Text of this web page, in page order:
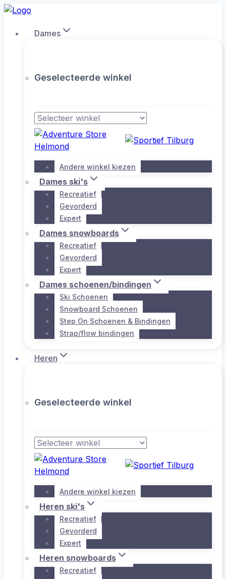
Doorgaan
inhoud
Dames
Geselecteerde winkel
Andere winkel kiezen
Dames ski's
Recreatief
Gevorderd
Expert
Dames snowboards
Recreatief
Gevorderd
Expert
Dames schoenen/bindingen
Ski Schoenen
Snowboard Schoenen
Step On Schoenen & Bindingen
Strap/flow bindingen
Heren
Geselecteerde winkel
Andere winkel kiezen
Heren ski's
Recreatief
Gevorderd
Expert
Heren snowboards
Recreatief